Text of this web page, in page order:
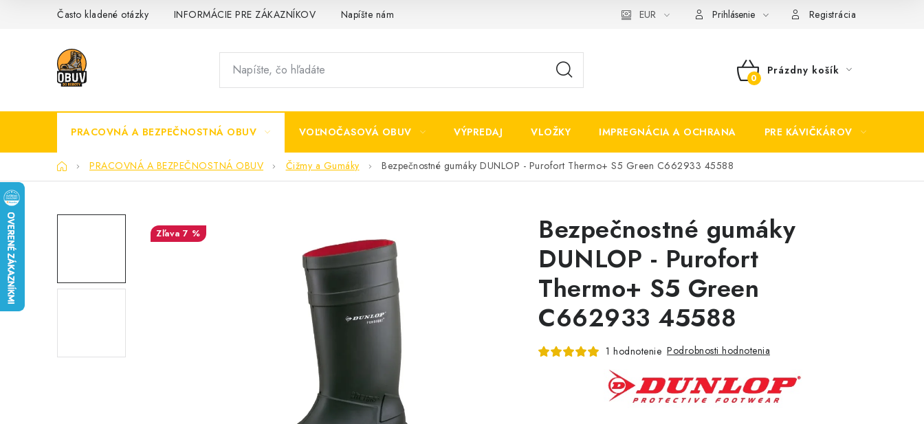
Často kladené otázky INFORMÁCIE PRE ZÁKAZNÍKOV Napíšte nám EUR Prihlásenie Registrácia
NÁKUPNÝ
Prázdny košík
PRACOVNÁ A BEZPEČNOSTNÁ OBUV VOĽNOČASOVÁ OBUV VÝPREDAJ VLOŽKY IMPREGNÁCIA A OCHRANA PRE KÁVIČKÁROV
DomovPRACOVNÁ A BEZPEČNOSTNÁ OBUV Čižmy a Gumáky Bezpečnostné gumáky DUNLOP - Purofort Thermo+ S5 Green C662933 45588
Bezpečnostné gumáky
DUNLOP - Purofort
Thermo+ S5 Green
C662933 45588
1 hodnotenie Podrobnosti hodnotenia
7 %